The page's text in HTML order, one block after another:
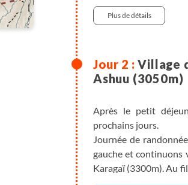
Plus de détails
Village
Ashuu (3050m)
Après le petit
prochains jours.
Journée de
gauche et continuons
Karagaï (3300m). Au